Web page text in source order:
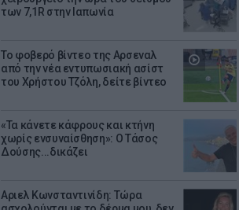
των 7,1R στην Ιαπωνία
Το φοβερό βίντεο της Αρσεναλ
από την νέα εντυπωσιακή ασίστ
του Χρήστου Τζόλη, δείτε βίντεο
«Τα κάνετε κάφρους και κτήνη
χωρίς ενσυναίσθηση»: Ο Τάσος
Δούσης...δικάζει
Αριελ Κωνσταντινίδη: Τώρα